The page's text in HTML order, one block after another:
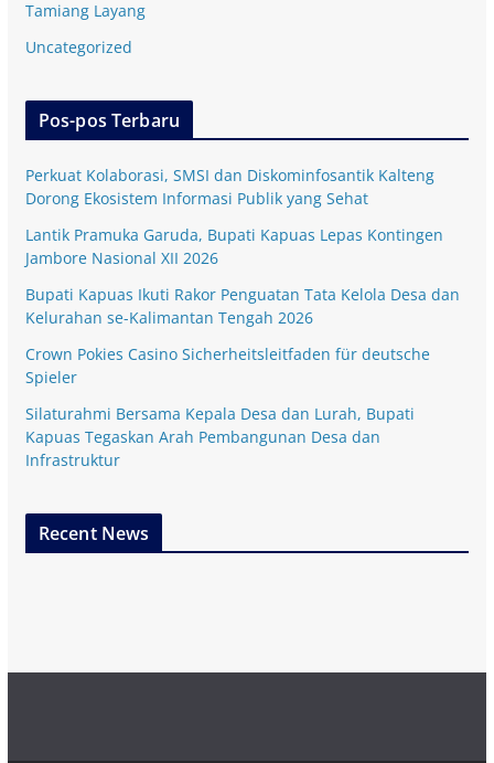
Tamiang Layang
Uncategorized
Pos-pos Terbaru
Perkuat Kolaborasi, SMSI dan Diskominfosantik Kalteng
Dorong Ekosistem Informasi Publik yang Sehat
Lantik Pramuka Garuda, Bupati Kapuas Lepas Kontingen
Jambore Nasional XII 2026
Bupati Kapuas Ikuti Rakor Penguatan Tata Kelola Desa dan
Kelurahan se-Kalimantan Tengah 2026
Crown Pokies Casino Sicherheitsleitfaden für deutsche
Spieler
Silaturahmi Bersama Kepala Desa dan Lurah, Bupati
Kapuas Tegaskan Arah Pembangunan Desa dan
Infrastruktur
Recent News